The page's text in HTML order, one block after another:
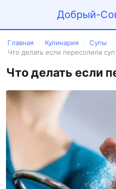
Добрый-
Главная Кулинария Супы
Что делать если пересолила суп
Что делать если